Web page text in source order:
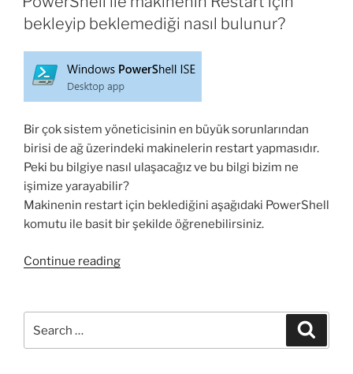
bekleyip beklemediği nasıl bulunur?
Bir çok sistem yöneticisinin en büyük sorunlarından
birisi de ağ üzerindeki makinelerin restart yapmasıdır.
Peki bu bilgiye nasıl ulaşacağız ve bu bilgi bizim ne
işimize yarayabilir?
Makinenin restart için beklediğini aşağıdaki PowerShell
komutu ile basit bir şekilde öğrenebilirsiniz.
Continue reading“PowerShell
Restart
for: